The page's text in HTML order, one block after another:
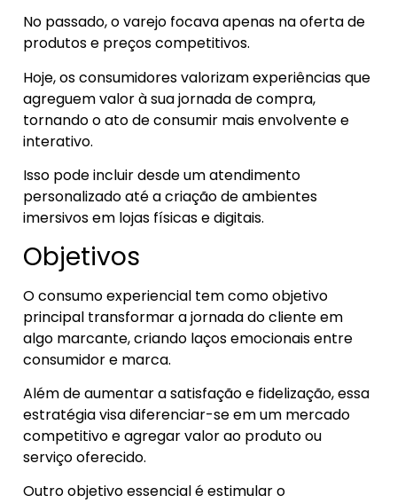
No passado, o varejo focava apenas na oferta de
produtos e preços competitivos.
Hoje, os consumidores valorizam experiências que
agreguem valor à sua jornada de compra,
tornando o ato de consumir mais envolvente e
interativo.
Isso pode incluir desde um atendimento
personalizado até a criação de ambientes
imersivos em lojas físicas e digitais.
Objetivos
O consumo experiencial tem como objetivo
principal transformar a jornada do cliente em
algo marcante, criando laços emocionais entre
consumidor e marca.
Além de aumentar a satisfação e fidelização, essa
estratégia visa diferenciar-se em um mercado
competitivo e agregar valor ao produto ou
serviço oferecido.
Outro objetivo essencial é estimular o